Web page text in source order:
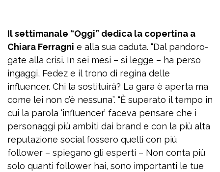
Il settimanale “Oggi” dedica la copertina a
Chiara Ferragni e alla sua caduta. “Dal pandoro-
gate alla crisi. In sei mesi – si legge – ha perso
ingaggi, Fedez e il trono di regina delle
influencer. Chi la sostituirà? La gara è aperta ma
come lei non c’è nessuna”. “È superato il tempo in
cui la parola ‘influencer’ faceva pensare che i
personaggi più ambiti dai brand e con la più alta
reputazione social fossero quelli con più
follower – spiegano gli esperti – Non conta più
solo quanti follower hai, sono importanti le tue